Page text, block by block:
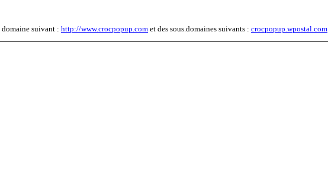
suivant : http://www.crocpopup.com et des sous.domaines suivants : crocpopup.wpostal.com